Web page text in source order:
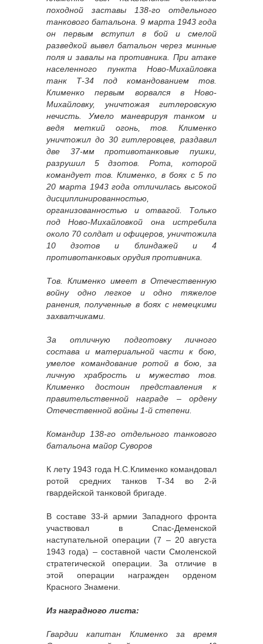
походной заставы 138-го отдельного
танкового батальона. 9 марта 1943 года
он первым вступил в бой и смелой
разведкой вывел батальон через минные
поля и завалы на противника. При атаке
населенного пункта Ново-Михайловка
танк Т-34 под командованием тов.
Клименко первым ворвался в Ново-
Михайловку, уничтожая гитлеровскую
нечисть. Умело маневрируя танком и
ведя меткий огонь, тов. Клименко
уничтожил до 30 гитлеровцев, раздавил
две 37-мм противотанковые пушки,
разрушил 5 дзотов. Рота, которой
командует тов. Клименко, в боях с 5 по
20 марта 1943 года отличилась высокой
дисциплинированностью,
организованностью и отвагой. Только
под Ново-Михайловкой она истребила
около 70 солдат и офицеров, уничтожила
10 дзотов и блиндажей и 4
противотанковых орудия противника.
Тов. Клименко имеет в Отечественную
войну одно легкое и одно тяжелое
ранения, полученные в боях с немецкими
захватчиками.
За отличную подготовку личного
состава и материальной части к бою,
умелое командование ротой в бою, за
личную храбрость и мужество тов.
Клименко достоин представления к
правительственной награде – ордену
Отечественной войны 1-й степени.
Командир 138-го отдельного танкового
батальона майор Суворов
К лету 1943 года Н.С.Клименко командовал
ротой средних танков Т-34 во 2-й
гвардейской танковой бригаде.
В составе 33-й армии Западного фронта
участвовал в Спас-Деменской
наступательной операции (7 – 20 августа
1943 года) – составной части Смоленской
стратегической операции. За отличие в
этой операции награжден орденом
Красного Знамени.
Из наградного листа:
Гвардии капитан Клименко за время